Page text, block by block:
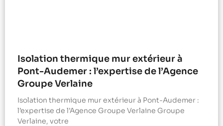
Isolation thermique mur extérieur à
Pont-Audemer : l’expertise de l’Agence
Groupe Verlaine
Isolation thermique mur extérieur à Pont-Audemer :
l’expertise de l’Agence Groupe Verlaine Groupe
Verlaine, votre